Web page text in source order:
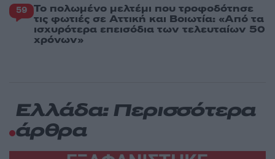
59 Το πολωμένο μελτέμι που τροφοδότησε
τις φωτιές σε Αττική και Βοιωτία: «Από τα
ισχυρότερα επεισόδια των τελευταίων 50
χρόνων»
Ελλάδα: Περισσότερα
άρθρα